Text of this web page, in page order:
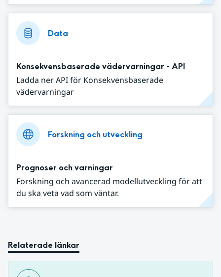
Data
Konsekvensbaserade vädervarningar - API
Ladda ner API för Konsekvensbaserade
vädervarningar
Forskning och utveckling
Prognoser och varningar
Forskning och avancerad modellutveckling för att
du ska veta vad som väntar.
Relaterade länkar